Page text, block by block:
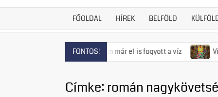
FŐOLDAL HÍREK BELFÖLD
FONTOS!
Szentendrén már el is fogyott a víz Visszatért az
Címke: román